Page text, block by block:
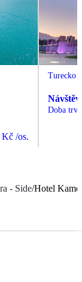
Kč /os.
Turecko
Doba
- Side/Hotel